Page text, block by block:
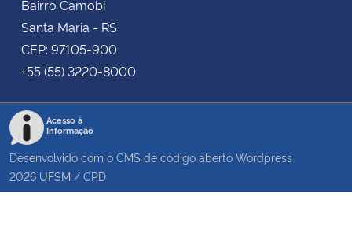
Bairro Camobi
Santa Maria - RS
CEP: 97105-900
+55 (55) 3220-8000
Acesso à
Informação
Desenvolvido com o CMS de código aberto Wordpress
2026 UFSM / CPD